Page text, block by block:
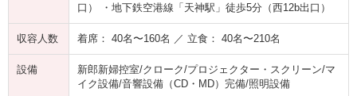
口） ・地下鉄空港線「天神駅」徒歩5分（西12b出口）
収容人数 着席： 40名〜160名 ／ 立食： 40名〜210名
設備
新郎新婦控室/クローク/プロジェクター・スクリーン/マ
イク設備/音響設備（CD・MD）完備/照明設備